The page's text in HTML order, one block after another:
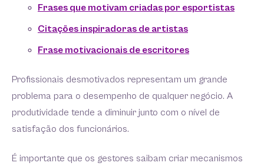
Frases que motivam criadas por esportistas
Citações inspiradoras de artistas
Frase motivacionais de escritores
Profissionais desmotivados representam um grande
problema para o desempenho de qualquer negócio. A
produtividade tende a diminuir junto com o nível de
satisfação dos funcionários.
É importante que os gestores saibam criar mecanismos